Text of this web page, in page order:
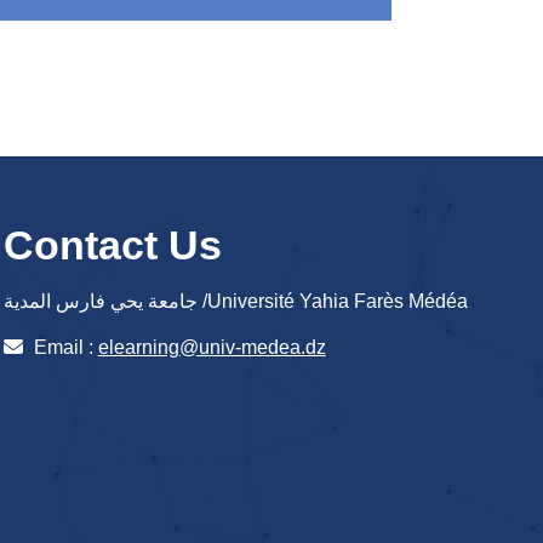
Contact Us
جامعة يحي فارس المدية /Université Yahia Farès Médéa
Email : elearning@univ-medea.dz